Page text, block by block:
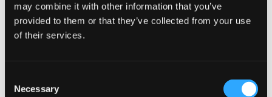
may combine it with other information that you’ve
provided to them or that they’ve collected from your use
of their services.
Selection
Necessary
MAATTABEL
KIES EEN MAAT
Gratis verzending vanaf €69